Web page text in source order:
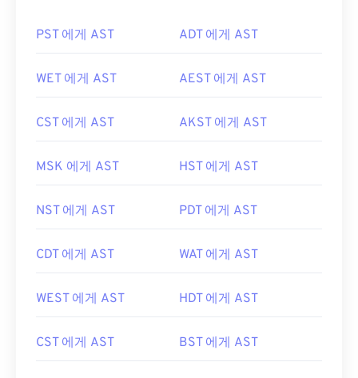
PST 에게 AST ADT 에게 AST
WET 에게 AST AEST 에게 AST
CST 에게 AST AKST 에게 AST
MSK 에게 AST HST 에게 AST
NST 에게 AST PDT 에게 AST
CDT 에게 AST WAT 에게 AST
WEST 에게 AST HDT 에게 AST
CST 에게 AST BST 에게 AST